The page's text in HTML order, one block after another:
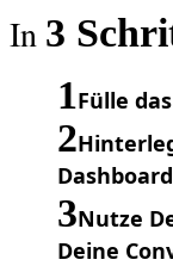
In 3
1Fülle
2
3Nutze
Deine